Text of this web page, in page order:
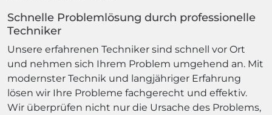
Schnelle Problemlösung durch professionelle
Techniker
Unsere erfahrenen Techniker sind schnell vor Ort
und nehmen sich Ihrem Problem umgehend an. Mit
modernster Technik und langjähriger Erfahrung
lösen wir Ihre Probleme fachgerecht und effektiv.
Wir überprüfen nicht nur die Ursache des Problems,